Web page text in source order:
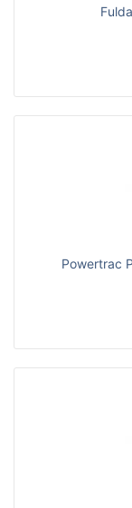
Powertrac